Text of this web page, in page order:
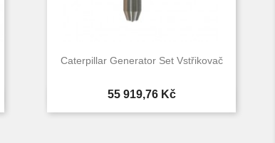
Caterpillar Generator Set Vstřikovač
Cena
55 919,76 Kč
Rychlý náhled